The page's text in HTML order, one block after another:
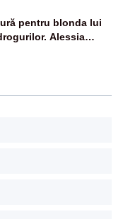
pentru blonda lui
Alessia
magistraților